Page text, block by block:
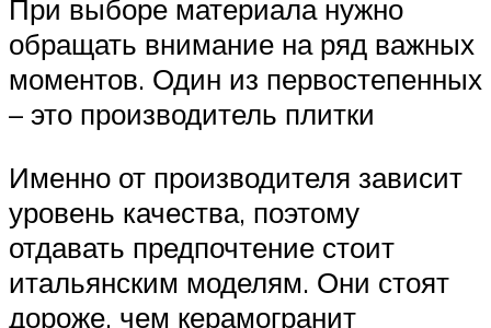
При выборе материала нужно
обращать внимание на ряд важных
моментов. Один из первостепенных
– это производитель плитки
Именно от производителя зависит
уровень качества, поэтому
отдавать предпочтение стоит
итальянским моделям. Они стоят
дороже, чем керамогранит